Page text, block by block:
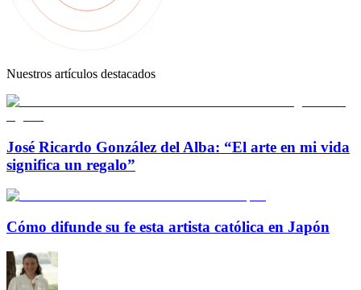
Nuestros artículos destacados
José Ricardo González del Alba: “El arte en mi vida
significa un regalo”
Cómo difunde su fe esta artista católica en Japón